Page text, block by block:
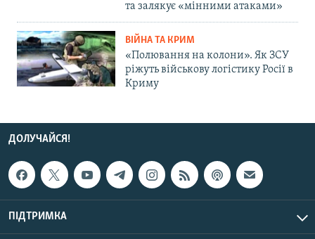
та залякує «мінними атаками»
ВІЙНА ТА КРИМ
«Полювання на колони». Як ЗСУ
ріжуть військову логістику Росії в
Криму
ДОЛУЧАЙСЯ!
ПІДТРИМКА